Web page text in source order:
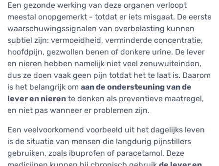
Een gezonde werking van deze organen verloopt
meestal onopgemerkt - totdat er iets misgaat. De eerste
waarschuwingssignalen van overbelasting kunnen
subtiel zijn: vermoeidheid, verminderde concentratie,
hoofdpijn, gezwollen benen of donkere urine. De lever
en nieren hebben namelijk niet veel zenuwuiteinden,
dus ze doen vaak geen pijn totdat het te laat is. Daarom
is het belangrijk om aan de ondersteuning van de
lever en nieren te denken als preventieve maatregel,
en niet pas wanneer er problemen zijn.
Een veelvoorkomend voorbeeld uit het dagelijks leven
is de situatie van mensen die langdurig pijnstillers
gebruiken, zoals ibuprofen of paracetamol. Deze